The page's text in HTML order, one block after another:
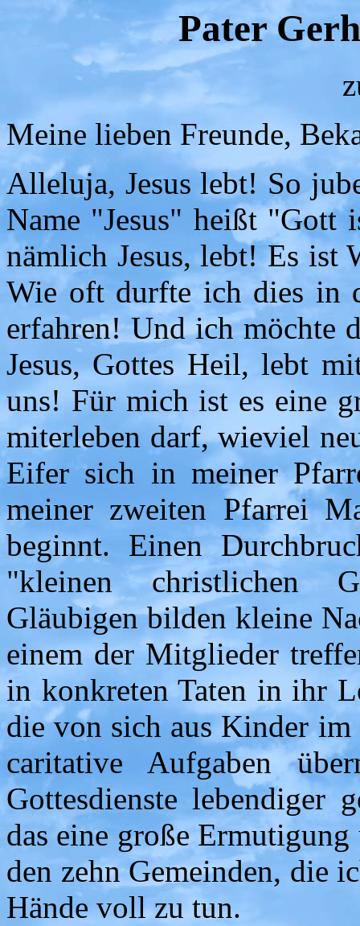
Pater
Meine lieben Freunde,
Alleluja, Jesus lebt! So
Name "Jesus" heißt "Gott
nämlich Jesus, lebt! Es
Wie oft durfte ich dies in
erfahren! Und ich möchte
Jesus, Gottes Heil, lebt
uns! Für mich ist es eine
miterleben darf, wieviel
Eifer sich in meiner
meiner zweiten Pfarrei
beginnt. Einen
"kleinen christlichen
Gläubigen bilden kleine
einem der Mitglieder
in konkreten Taten in ihr
die von sich aus Kinder
caritative Aufgaben
Gottesdienste lebendiger
das eine große
den zehn Gemeinden, die
Hände voll zu tun.